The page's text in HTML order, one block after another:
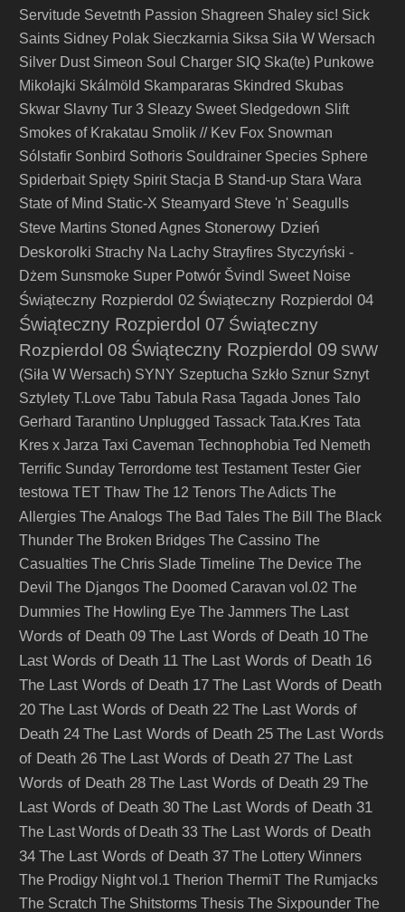
Servitude Sevetnth Passion Shagreen Shaley sic! Sick
Saints Sidney Polak Sieczkarnia Siksa Siła W Wersach
Silver Dust Simeon Soul Charger SIQ Ska(te) Punkowe
Mikołajki Skálmöld Skampararas Skindred Skubas
Skwar Slavny Tur 3 Sleazy Sweet Sledgedown Slift
Smokes of Krakatau Smolik // Kev Fox Snowman
Sólstafir Sonbird Sothoris Souldrainer Species Sphere
Spiderbait Spięty Spirit Stacja B Stand-up Stara Wara
State of Mind Static-X Steamyard Steve 'n' Seagulls
Steve Martins Stoned Agnes Stonerowy Dzień
Deskorolki Strachy Na Lachy Strayfires Styczyński -
Dżem Sunsmoke Super Potwór Švindl Sweet Noise
Świąteczny Rozpierdol 02 Świąteczny Rozpierdol 04
Świąteczny Rozpierdol 07 Świąteczny
Rozpierdol 08 Świąteczny Rozpierdol 09 SWW
(Siła W Wersach) SYNY Szeptucha Szkło Sznur Sznyt
Sztylety T.Love Tabu Tabula Rasa Tagada Jones Talo
Gerhard Tarantino Unplugged Tassack Tata.Kres Tata
Kres x Jarza Taxi Caveman Technophobia Ted Nemeth
Terrific Sunday Terrordome test Testament Tester Gier
testowa TET Thaw The 12 Tenors The Adicts The
Allergies The Analogs The Bad Tales The Bill
The Black
Thunder The Broken Bridges The Cassino The
Casualties The Chris Slade Timeline The Device The
Devil The Djangos The Doomed Caravan vol.02 The
Dummies The Howling Eye The Jammers The Last
Words of Death 09 The Last Words of Death 10 The
Last Words of Death 11 The Last Words of Death 16
The Last Words of Death 17 The Last Words of Death
20 The Last Words of Death 22 The Last Words of
Death 24 The Last Words of Death 25 The Last Words
of Death 26 The Last Words of Death 27 The Last
Words of Death 28 The Last Words of Death 29 The
Last Words of Death 30 The Last Words of Death 31
The Last Words of Death 33 The Last Words of Death
34 The Last Words of Death 37 The Lottery Winners
The Prodigy Night vol.1 Therion ThermiT The Rumjacks
The Scratch The Shitstorms Thesis The Sixpounder The